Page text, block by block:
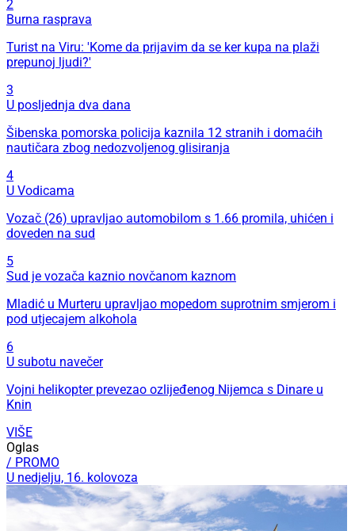
2
Burna rasprava
Turist na Viru: 'Kome da prijavim da se ker kupa na plaži
prepunoj ljudi?'
3
U posljednja dva dana
Šibenska pomorska policija kaznila 12 stranih i domaćih
nautičara zbog nedozvoljenog glisiranja
4
U Vodicama
Vozač (26) upravljao automobilom s 1.66 promila, uhićen i
doveden na sud
5
Sud je vozača kaznio novčanom kaznom
Mladić u Murteru upravljao mopedom suprotnim smjerom i
pod utjecajem alkohola
6
U subotu navečer
Vojni helikopter prevezao ozlijeđenog Nijemca s Dinare u
Knin
VIŠE
Oglas
/ PROMO
U nedjelju, 16. kolovoza